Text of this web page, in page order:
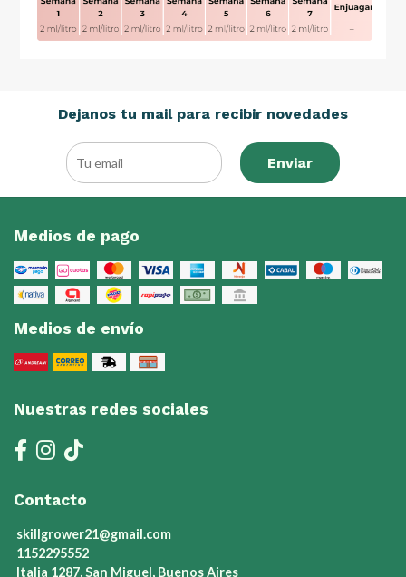
Dejanos tu mail para recibir novedades
Enviar
Medios de pago
Medios de envío
Nuestras redes sociales
Contacto
skillgrower21@gmail.com
1152295552
Italia 1287, San Miguel, Buenos Aires